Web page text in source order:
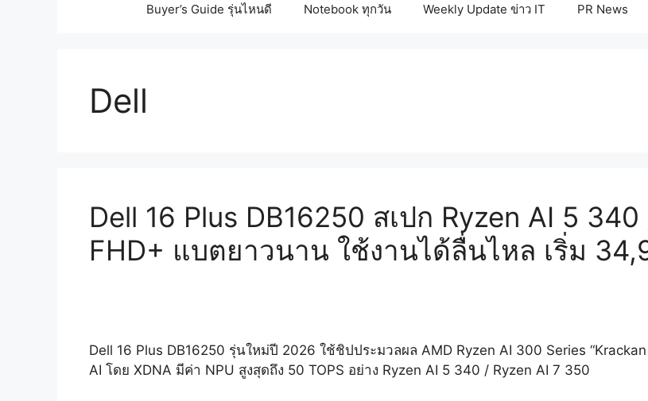
Buyer’s Guide รุ่นไหนดี Notebook ทุกวัน Weekly Update ข่าว IT PR News
Dell
Dell 16 Plus DB16250 สเปก Ryzen AI 5
FHD+ แบตยาวนาน ใช้งานได้ลื่นไหล เริ่ม
Dell 16 Plus DB16250 รุ่นใหม่ปี 2026 ใช้ชิปประมวลผล AMD Ryzen AI 300 Series
AI โดย XDNA มีค่า NPU สูงสุดถึง 50 TOPS อย่าง Ryzen AI 5 340 / Ryzen AI 7 350